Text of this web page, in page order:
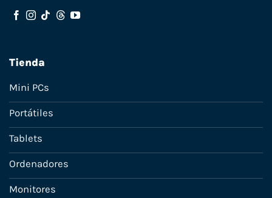
Tienda
Mini PCs
Portátiles
Tablets
Ordenadores
Monitores